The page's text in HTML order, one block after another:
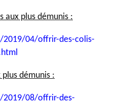
aux plus démunis :
2019/04/offrir-des-colis-
démunis :
2019/08/offrir-des-